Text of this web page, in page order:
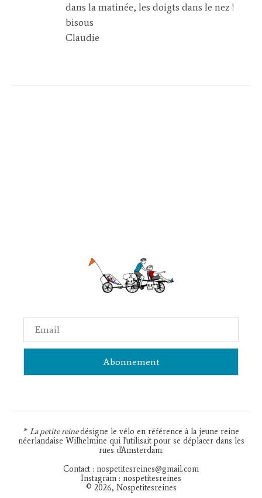
dans la matinée, les doigts dans le nez !
bisous
Claudie
Email
* La petite reinedésigne le vélo en référence à la jeune reine
néerlandaise Wilhelmine qui l'utilisait pour se déplacer dans les
rues d'Amsterdam.
Contact : nospetitesreines@gmail.com
Instagram : nospetitesreines
© 2026, Nospetitesreines